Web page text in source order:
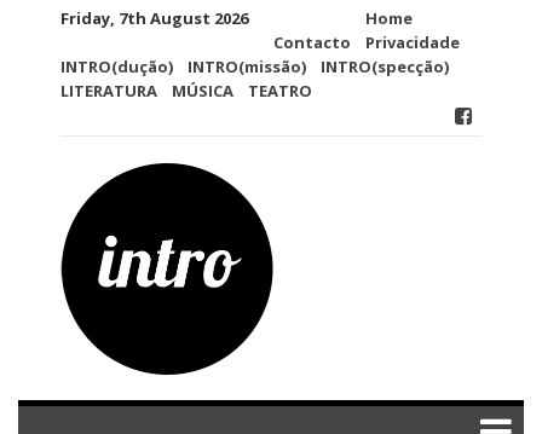
Friday, 7th August 2026
Contacto
Home
Privacidade
INTRO(dução)
INTRO(missão)
INTRO(specção)
LITERATURA
MÚSICA TEATRO